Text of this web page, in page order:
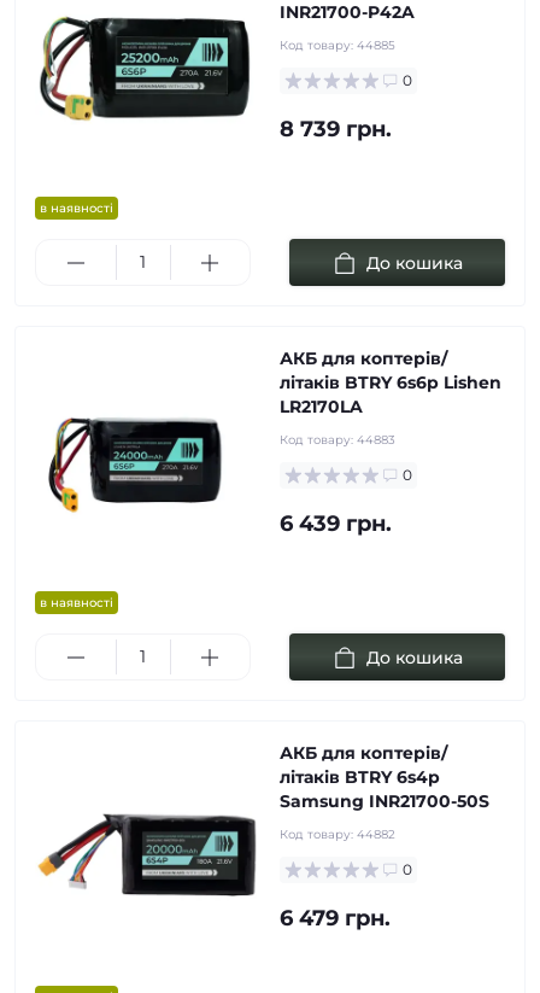
в наявності
INR21700-P42A
Код товару: 44885
0
8 739 грн.
До кошика
в наявності
АКБ для коптерів/
літаків BTRY 6s6p Lishen
LR2170LA
Код товару: 44883
0
6 439 грн.
До кошика
АКБ для коптерів/
літаків BTRY 6s4p
Samsung INR21700-50S
Код товару: 44882
0
6 479 грн.